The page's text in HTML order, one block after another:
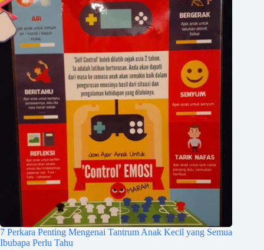
7 Perkara Penting Mengenai Tantrum Anak Kecil yang Semua
Ibubapa Perlu Tahu